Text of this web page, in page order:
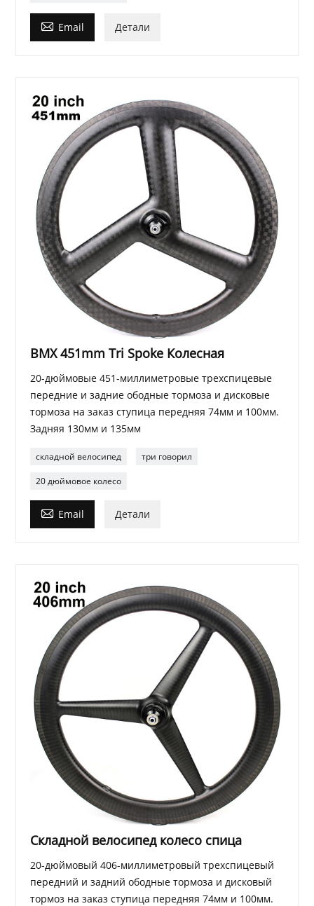
 Email Детали
BMX 451mm Tri Spoke Колесная
20-дюймовые 451-миллиметровые трехспицевые
передние и задние ободные тормоза и дисковые
тормоза на заказ ступица передняя 74мм и 100мм.
Задняя 130мм и 135мм
складной велосипед три говорил
20 дюймовое колесо
 Email Детали
Складной велосипед колесо спица
20-дюймовый 406-миллиметровый трехспицевый
передний и задний ободные тормоза и дисковый
тормоз на заказ ступица передняя 74мм и 100мм.